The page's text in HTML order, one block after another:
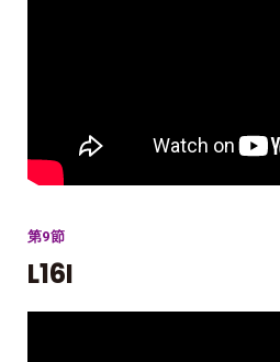
第9節
L16I